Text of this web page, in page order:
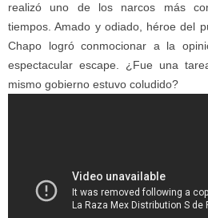
realizó uno de los narcos más
tiempos. Amado y odiado, héroe del
Chapo logró conmocionar a la
espectacular escape. ¿Fue una
mismo gobierno estuvo coludido?